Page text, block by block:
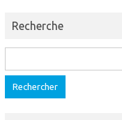
Recherche